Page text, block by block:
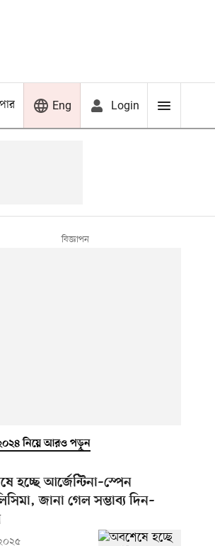
Eng Login
নিয়ে আরও পড়ুন
হচ্ছে আর্জেন্টিনা–স্পেন
জানা গেল সম্ভাব্য দিন–